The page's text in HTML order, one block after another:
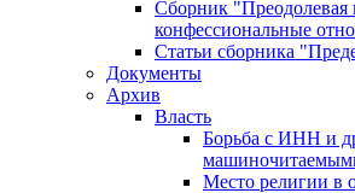
Сборник "Преодолевая
конфессиональные
Статьи сборника
Документы
Архив
Власть
Борьба с ИНН и
Место религии в